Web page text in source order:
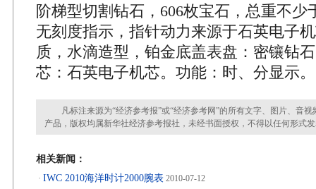
阶梯型切割钻石，606枚宝石，总重不少
无刻度指示，指针动力来源于石英电子
质，水滴造型，铂金底盖表盘：密镶钻
芯：石英电子机芯。功能：时、分显示。
凡标注来源为“经济参考报”或“经济参考网”的所有文字、图片、音视
产品，版权均属新华社经济参考报社，未经书面授权，不得以任何形式
相关新闻：
· IWC 2010海洋时计2000腕表 2010-07-12